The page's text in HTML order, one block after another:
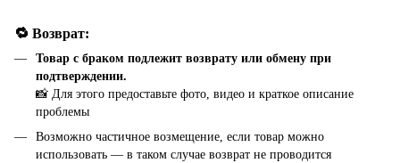
🔁 Возврат:
Товар с браком подлежит возврату или обмену при
подтверждении.
📸 Для этого предоставьте фото, видео и краткое описание
проблемы
Возможно частичное возмещение, если товар можно
использовать — в таком случае возврат не проводится